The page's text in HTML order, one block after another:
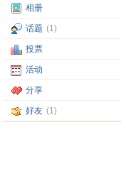
相册
话题 (1)
投票
活动
分享
好友 (1)